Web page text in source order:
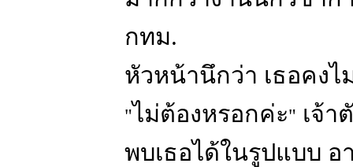
กทม.
หัวหน้านึกว่า เธอคงไ
"ไม่ต้องหรอกค่ะ" เจ้า
พบเธอได้ในรูปแบบ อ